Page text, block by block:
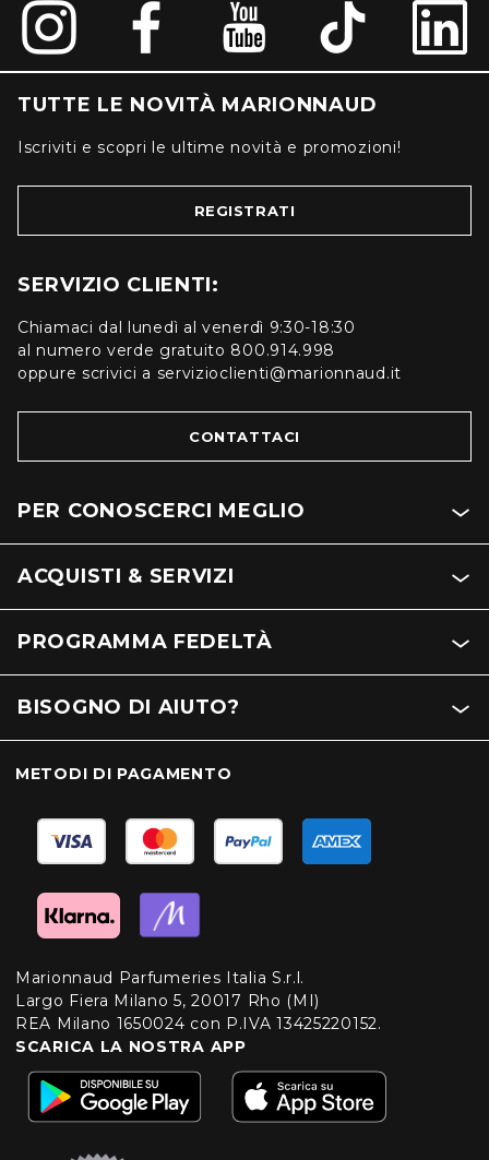
TUTTE LE NOVITÀ MARIONNAUD
Iscriviti e scopri le ultime novità e promozioni!
REGISTRATI
SERVIZIO CLIENTI:
Chiamaci dal lunedì al venerdì 9:30-18:30
al numero verde gratuito 800.914.998
oppure scrivici a servizioclienti@marionnaud.it
CONTATTACI
PER CONOSCERCI MEGLIO
ACQUISTI & SERVIZI
PROGRAMMA FEDELTÀ
BISOGNO DI AIUTO?
METODI DI PAGAMENTO
Marionnaud Parfumeries Italia S.r.l.
Largo Fiera Milano 5, 20017 Rho (MI)
REA Milano 1650024 con P.IVA 13425220152.
SCARICA LA NOSTRA APP